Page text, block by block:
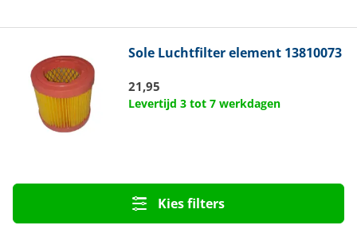
Sole Luchtfilter element 13810073
21,95
Levertijd 3 tot 7 werkdagen
Kies filters